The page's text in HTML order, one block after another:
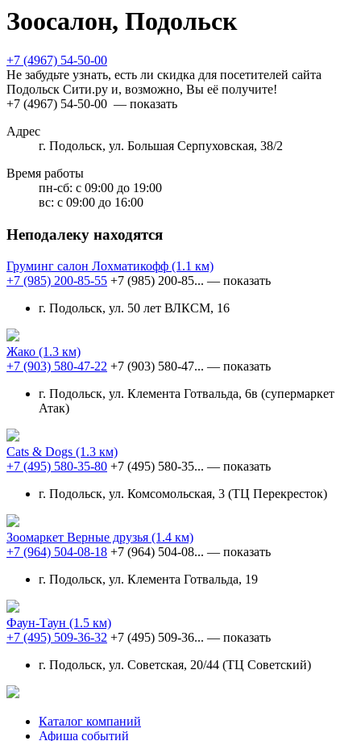
Зоосалон, Подольск
+7 (4967) 54-50-00
Не забудьте узнать, есть ли скидка для посетителей сайта
Подольск Сити.ру и, возможно, Вы её получите!
+7 (4967) 54-50-00 — показать
Адрес
г. Подольск, ул. Большая Серпуховская, 38/2
Время работы
пн-сб: с 09:00 до 19:00
вс: с 09:00 до 16:00
Неподалеку находятся
Груминг салон Лохматикофф (1.1 км)
+7 (985) 200-85-55 +7 (985) 200-85... — показать
г. Подольск, ул. 50 лет ВЛКСМ, 16
Жако (1.3 км)
+7 (903) 580-47-22 +7 (903) 580-47... — показать
г. Подольск, ул. Клемента Готвальда, 6в (супермаркет
Атак)
Cats & Dogs (1.3 км)
+7 (495) 580-35-80 +7 (495) 580-35... — показать
г. Подольск, ул. Комсомольская, 3 (ТЦ Перекресток)
Зоомаркет Верные друзья (1.4 км)
+7 (964) 504-08-18 +7 (964) 504-08... — показать
г. Подольск, ул. Клемента Готвальда, 19
Фаун-Таун (1.5 км)
+7 (495) 509-36-32 +7 (495) 509-36... — показать
г. Подольск, ул. Советская, 20/44 (ТЦ Советский)
Каталог компаний
Афиша событий